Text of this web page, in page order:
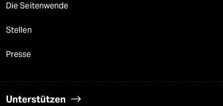
Die Seitenwende
Stellen
Presse
Unterstützen